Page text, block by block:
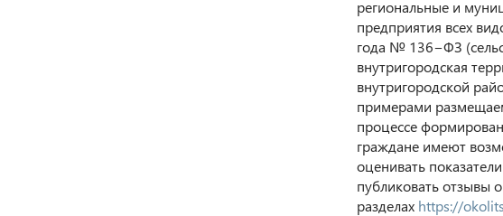
региональные и
предприятия всех
года № 136−ФЗ
внутригородская
внутригородской
примерами
процессе
граждане имеют
оценивать
публиковать отзывы
разделах https://